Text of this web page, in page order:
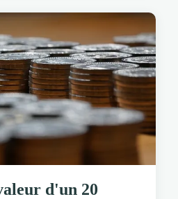
d'un 20